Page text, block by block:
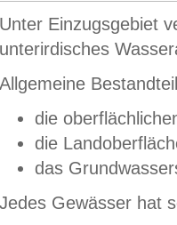
Unter Einzugsgebiet
unterirdisches
Allgemeine
die
die
das
Jedes Gewässer hat